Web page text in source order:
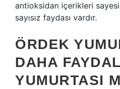
antioksidan içerikleri
sayısız faydası vardır.
ÖRDEK
DAHA
YUMURTASI